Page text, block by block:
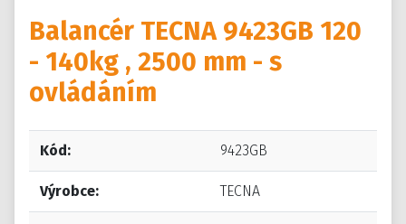
Balancér TECNA 9423GB 120
- 140kg , 2500 mm - s
ovládáním
Kód: 9423GB
Výrobce: TECNA